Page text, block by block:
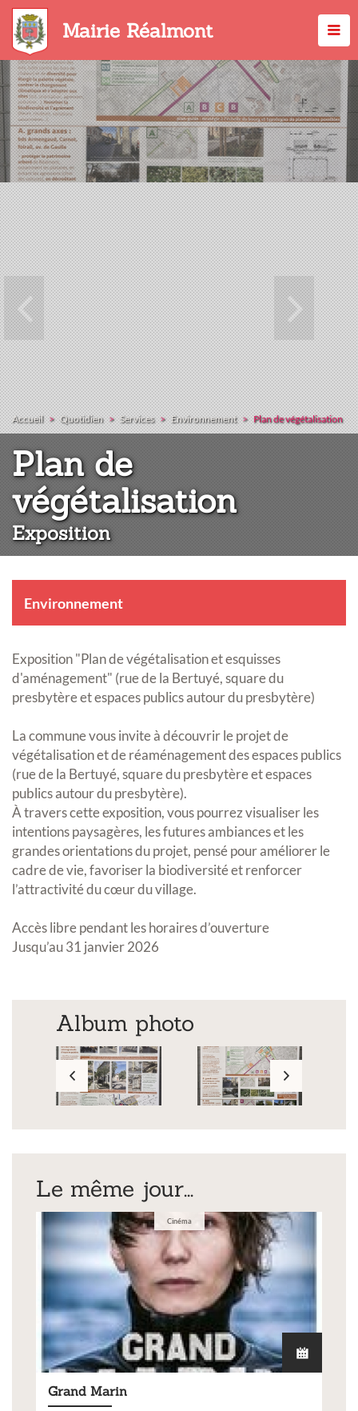
Aller
contenu
principal
Mairie Réalmont
Accueil Quotidien Services Environnement Plan de végétalisation
Plan de
végétalisation:
Exposition
Environnement
Exposition "Plan de végétalisation et esquisses
d'aménagement" (rue de la Bertuyé, square du
presbytère et espaces publics autour du presbytère)
La commune vous invite à découvrir le projet de
végétalisation et de réaménagement des espaces publics
(rue de la Bertuyé, square du presbytère et espaces
publics autour du presbytère).
À travers cette exposition, vous pourrez visualiser les
intentions paysagères, les futures ambiances et les
grandes orientations du projet, pensé pour améliorer le
cadre de vie, favoriser la biodiversité et renforcer
l’attractivité du cœur du village.
Accès libre pendant les horaires d’ouverture
Jusqu’au 31 janvier 2026
Album photo
Le même jour...
Cinéma
Grand Marin